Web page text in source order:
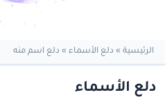
الرئيسية » دلع الأسماء » دلع اسم منه
دلع الأسماء